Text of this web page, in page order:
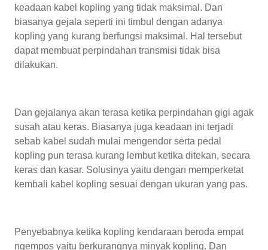
keadaan kabel kopling yang tidak maksimal. Dan
biasanya gejala seperti ini timbul dengan adanya
kopling yang kurang berfungsi maksimal. Hal tersebut
dapat membuat perpindahan transmisi tidak bisa
dilakukan.
Dan gejalanya akan terasa ketika perpindahan gigi agak
susah atau keras. Biasanya juga keadaan ini terjadi
sebab kabel sudah mulai mengendor serta pedal
kopling pun terasa kurang lembut ketika ditekan, secara
keras dan kasar. Solusinya yaitu dengan memperketat
kembali kabel kopling sesuai dengan ukuran yang pas.
Penyebabnya ketika kopling kendaraan beroda empat
ngempos yaitu berkurangnya minyak kopling. Dan